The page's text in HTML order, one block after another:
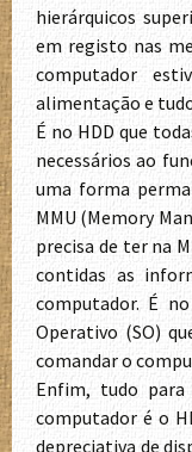
hierárquicos
em registo nas
computador
alimentação e
É no HDD que
necessários ao
uma forma
MMU (Memory
precisa de ter na
contidas as
computador. É
Operativo (SO)
comandar o
Enfim, tudo para
computador é o
depreciativa de